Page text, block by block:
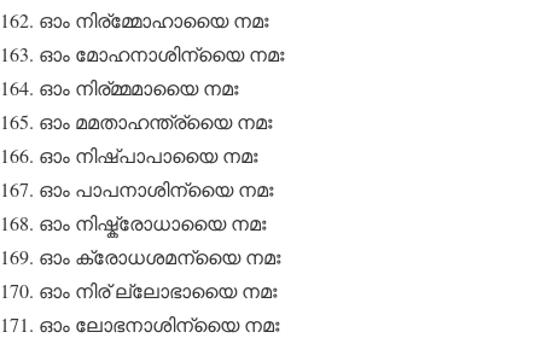
ഓം നിര്മ്മോഹായൈ നമഃ
ഓം മോഹനാശിന്യൈ നമഃ
ഓം നിര്മ്മമായൈ നമഃ
ഓം മമതാഹന്ത്ര്യൈ നമഃ
ഓം നിഷ്പാപായൈ നമഃ
ഓം പാപനാശിന്യൈ നമഃ
ഓം നിഷ്ക്രോധായൈ നമഃ
ഓം ക്രോധശമന്യൈ നമഃ
ഓം നിര് ല്ലോഭായൈ നമഃ
ഓം ലോഭനാശിന്യൈ നമഃ